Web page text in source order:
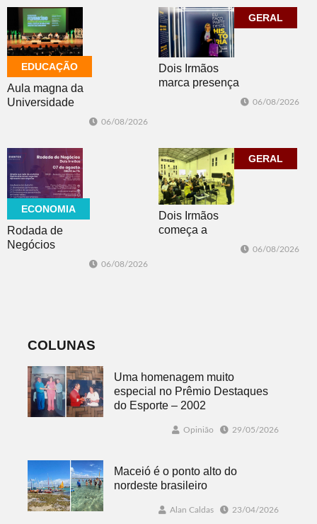
temporais no RS
EDUCAÇÃO
Aula magna da
Universidade
acadêmica em
debate sobre o
feminicídio
06/08/2026
GERAL
Dois Irmãos
marca presença
06/08/2026
ECONOMIA
Rodada de
Negócios
06/08/2026
GERAL
Dois Irmãos
começa a
06/08/2026
COLUNAS
Uma homenagem muito
especial no Prêmio Destaques
do Esporte – 2002
Opinião 29/05/2026
Maceió é o ponto alto do
nordeste brasileiro
Alan Caldas 23/04/2026